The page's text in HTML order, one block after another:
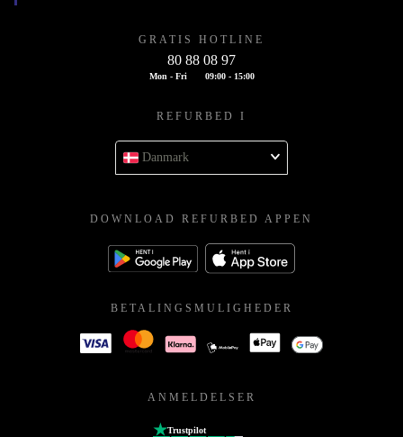
GRATIS HOTLINE
80 88 08 97
Mon - Fri 09:00 - 15:00
REFURBED I
Danmark
DOWNLOAD REFURBED APPEN
BETALINGSMULIGHEDER
ANMELDELSER
Trustpilot